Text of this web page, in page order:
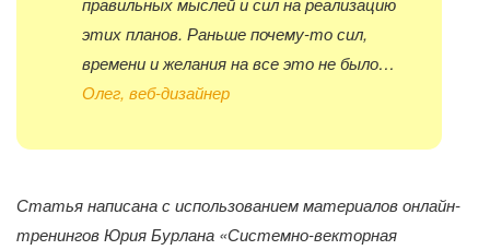
этих планов. Раньше почему-то сил,
времени и желания на все это не было…
Олег, веб-дизайнер
Статья написана с использованием материалов онлайн-
тренингов Юрия Бурлана «Системно-векторная